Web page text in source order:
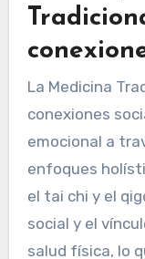
La Medicina
conexiones
emocional a
enfoques
el tai chi y el
social y el
salud física, lo